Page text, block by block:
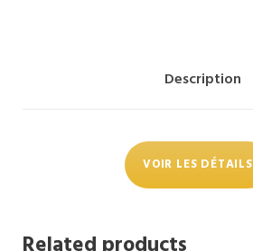
Description
VOIR LES DÉTAILS